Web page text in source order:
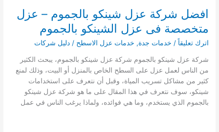
افضل شركة عزل شينكو بالجموم – عزل
متخصصة فى عزل الشينكو بالجموم
اترك تعليقاً / خدمات جدة, خدمات عزل الاسطح /دليل شركات
شركة عزل شينكو بالجموم شركة عزل شينكو بالجموم، يبحث الكثير
من الناس لعمل عزل على السطح الخاص بالمنزل أو البيت، وذلك لمنع
كثير من مشاكل تسريب المياة، وقبل أن نتعرف على استخدامات
شينكو، سوف نتعرف في هذا المقال على ما هو شركة عزل شينكو
بالجموم الذي يستخدم، وما هي فوائده، ولماذا يرغب الناس في عمل